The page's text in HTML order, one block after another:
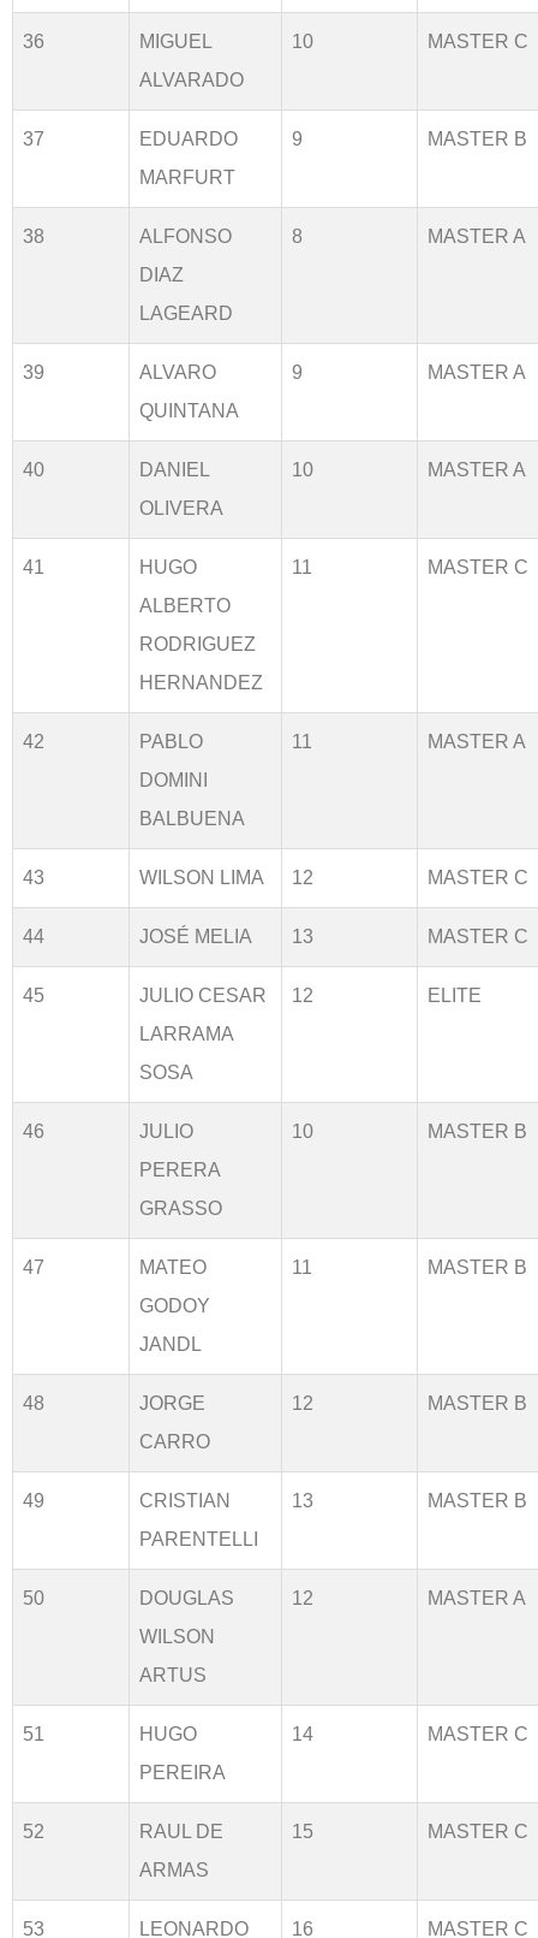
36
MIGUEL
ALVARADO
10 MASTER C
37
EDUARDO
MARFURT
9 MASTER B
38
ALFONSO
DIAZ
LAGEARD
8 MASTER A
39
ALVARO
QUINTANA
9 MASTER A
40
DANIEL
OLIVERA
10 MASTER A
41
HUGO
ALBERTO
RODRIGUEZ
HERNANDEZ
11 MASTER C
42
PABLO
DOMINI
BALBUENA
11 MASTER A
43 WILSON LIMA 12 MASTER C
44 JOSÉ MELIA 13 MASTER C
45
JULIO CESAR
LARRAMA
SOSA
12 ELITE
46
JULIO
PERERA
GRASSO
10 MASTER B
47
MATEO
GODOY
JANDL
11 MASTER B
48
JORGE
CARRO
12 MASTER B
49
CRISTIAN
PARENTELLI
13 MASTER B
50
DOUGLAS
WILSON
ARTUS
12 MASTER A
51
HUGO
PEREIRA
14 MASTER C
52
RAUL DE
ARMAS
15 MASTER C
53
LEONARDO
16 MASTER C